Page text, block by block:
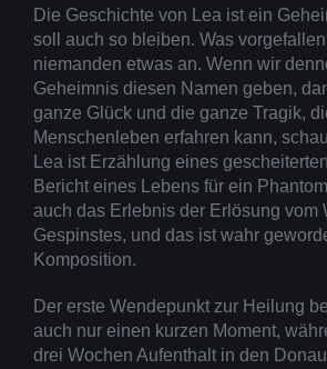
Die Geschichte von Lea ist ein
soll auch so bleiben. Was
niemanden etwas an. Wenn wir
Geheimnis diesen Namen geben,
ganze Glück und die ganze Tragik,
Menschenleben erfahren kann,
Lea ist Erzählung eines
Bericht eines Lebens für ein
auch das Erlebnis der Erlösung vom
Gespinstes, und das ist wahr
Komposition.
Der erste Wendepunkt zur Heilung
auch nur einen kurzen Moment,
drei Wochen Aufenthalt in den